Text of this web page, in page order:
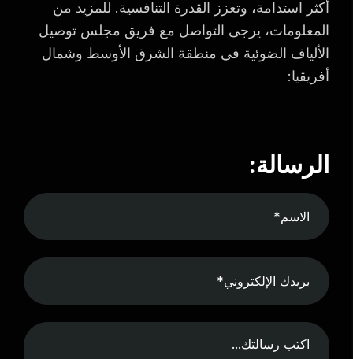
أكثر استدامة، وتعزز القدرة التنافسية. للمزيد من
المعلومات، يرجى التواصل مع فريق مجلس توصيل
الألياف الضوئية في منطقة الشرق الأوسط وشمال
أفريقيا:
الرسالة: